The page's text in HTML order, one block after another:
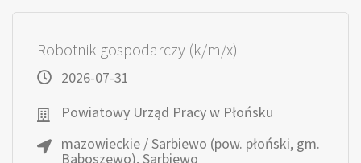
Robotnik gospodarczy (k/m/x)
2026-07-31
Powiatowy Urząd Pracy w Płońsku
mazowieckie / Sarbiewo (pow. płoński, gm.
Baboszewo), Sarbiewo